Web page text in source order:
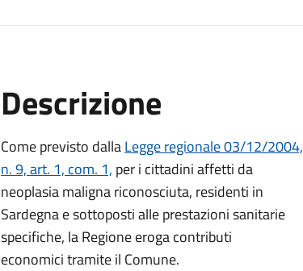
Descrizione
Come previsto dallaLegge regionale 03/12/2004,
n. 9, art. 1, com. 1, per i cittadini affetti da
neoplasia maligna riconosciuta, residenti in
Sardegna e sottoposti alle prestazioni sanitarie
specifiche, la Regione eroga contributi
economici tramite il Comune.